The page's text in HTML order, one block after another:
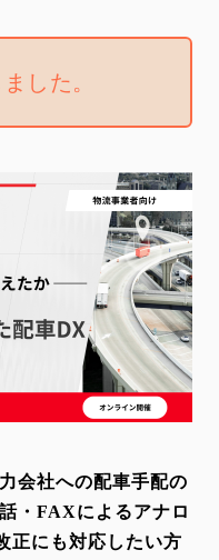
した。
力会社への配車手配の
話・FAXによるアナロ
正にも対応したい方